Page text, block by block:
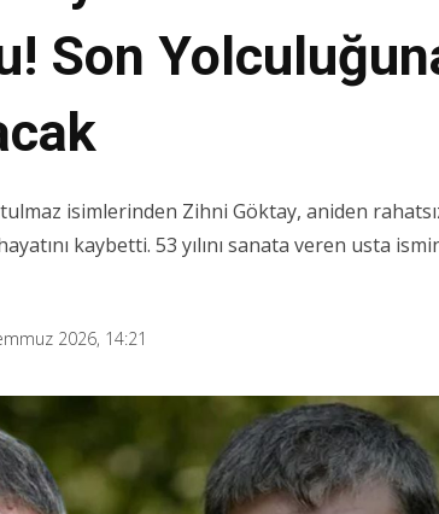
Son
isimlerinden Zihni Göktay, aniden
kaybetti. 53 yılını sanata veren usta
2026, 14:21